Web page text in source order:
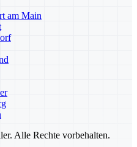
am Main
Alle Rechte vorbehalten.